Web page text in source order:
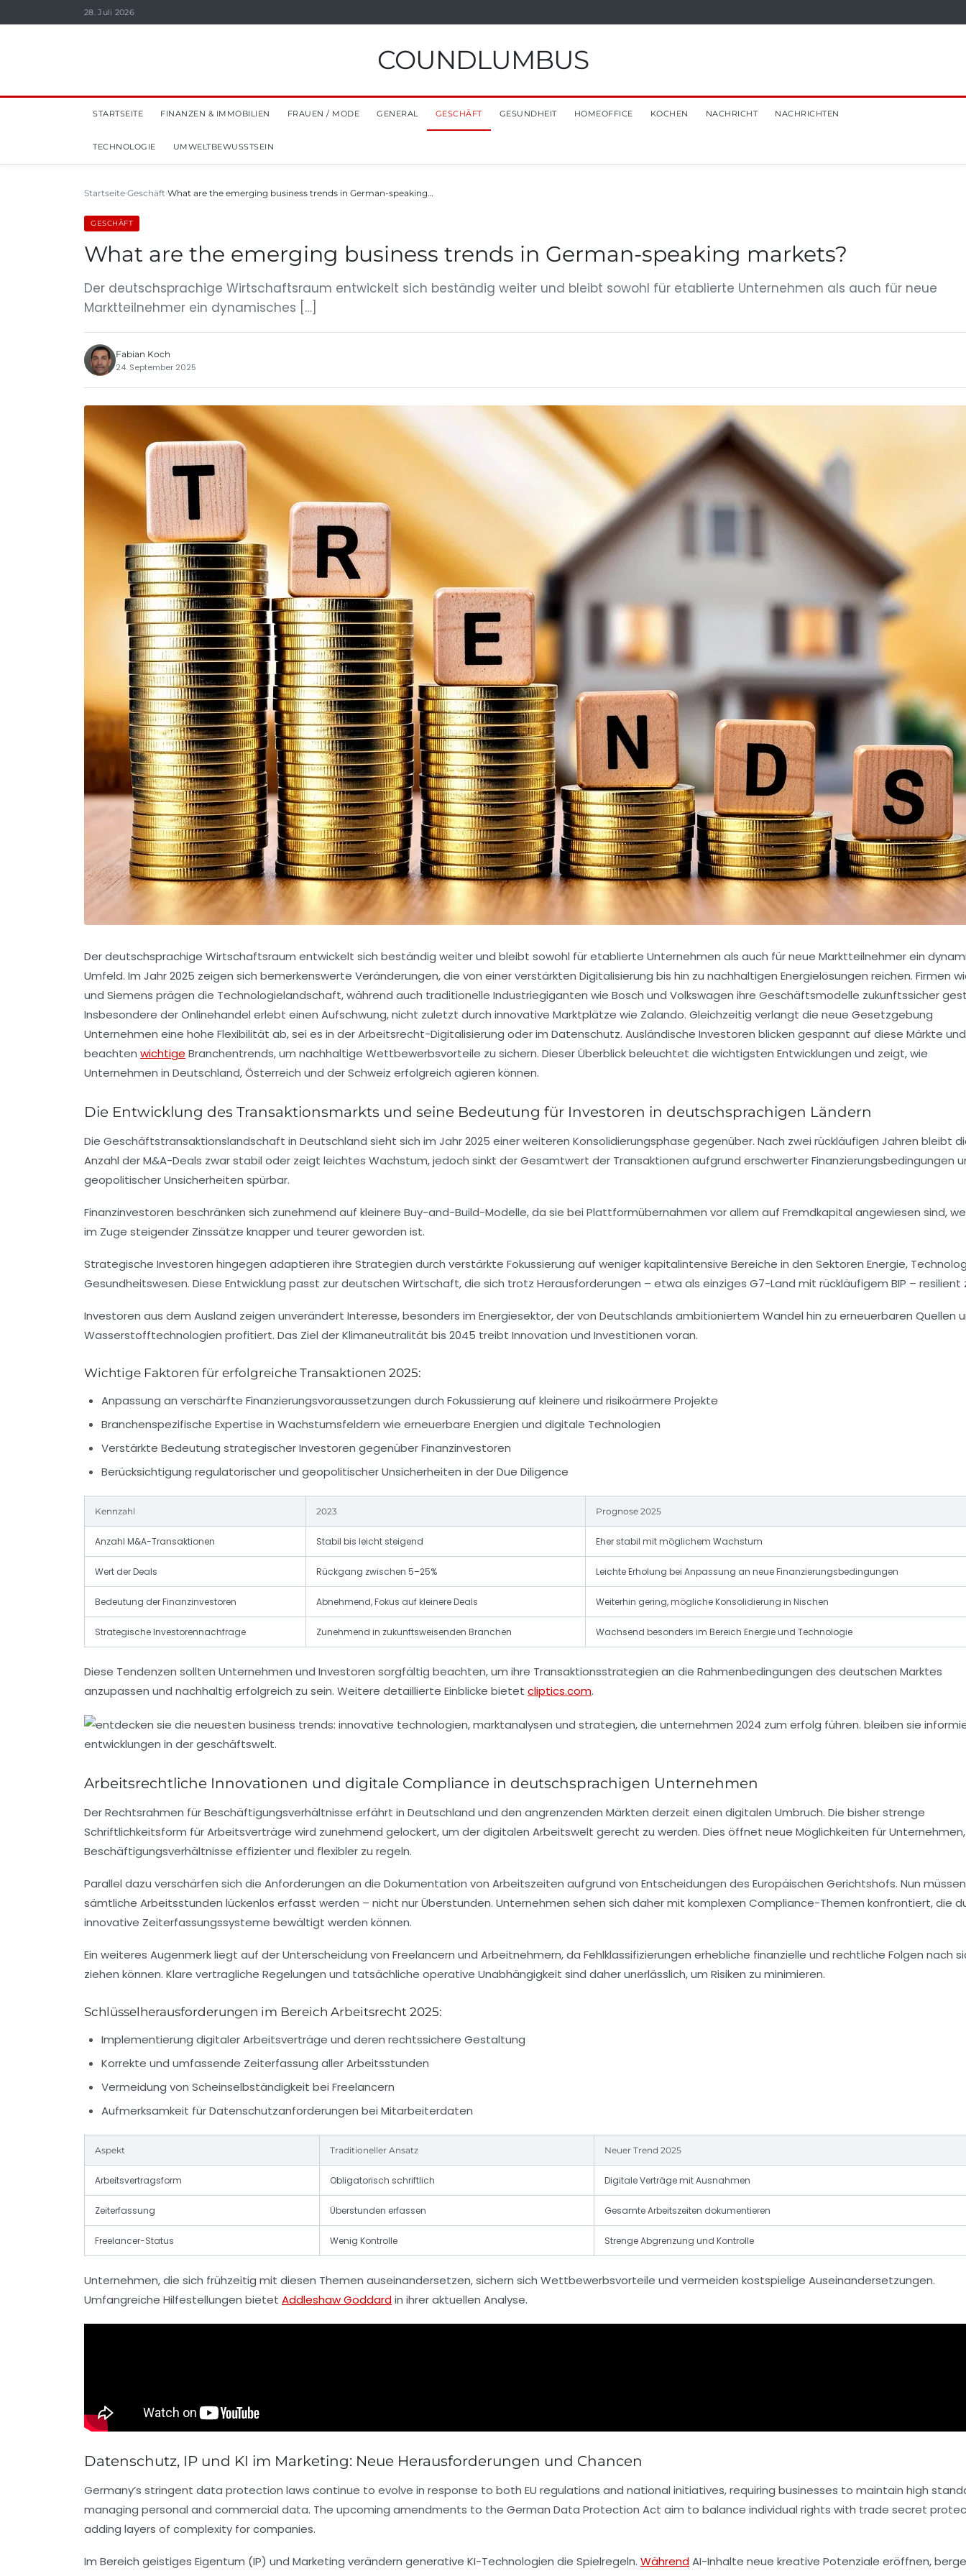
28. Juli 2026
COUNDLUMBUS
STARTSEITE FINANZEN & IMMOBILIEN FRAUEN / MODE GENERAL GESCHÄFT GESUNDHEIT HOMEOFFICE KOCHEN NACHRICHT NACHRICHTEN
TECHNOLOGIE UMWELTBEWUSSTSEIN
Startseite Geschäft What are the emerging business trends in German-speaking…
GESCHÄFT
What are the emerging business trends in German-speaking markets?
Der deutschsprachige Wirtschaftsraum entwickelt sich beständig weiter und bleibt sowohl für etablierte Unternehmen als auch für neue
Marktteilnehmer ein dynamisches […]
Fabian Koch
24. September 2025
Der deutschsprachige Wirtschaftsraum entwickelt sich beständig weiter und bleibt sowohl für etablierte Unternehmen als auch für neue Marktteilnehmer ein
Umfeld. Im Jahr 2025 zeigen sich bemerkenswerte Veränderungen, die von einer verstärkten Digitalisierung bis hin zu nachhaltigen Energielösungen reichen. Firmen
und Siemens prägen die Technologielandschaft, während auch traditionelle Industriegiganten wie Bosch und Volkswagen ihre Geschäftsmodelle zukunftssicher
Insbesondere der Onlinehandel erlebt einen Aufschwung, nicht zuletzt durch innovative Marktplätze wie Zalando. Gleichzeitig verlangt die neue Gesetzgebung
Unternehmen eine hohe Flexibilität ab, sei es in der Arbeitsrecht-Digitalisierung oder im Datenschutz. Ausländische Investoren blicken gespannt auf diese Märkte und
beachten wichtige Branchentrends, um nachhaltige Wettbewerbsvorteile zu sichern. Dieser Überblick beleuchtet die wichtigsten Entwicklungen und zeigt, wie
Unternehmen in Deutschland, Österreich und der Schweiz erfolgreich agieren können.
Die Entwicklung des Transaktionsmarkts und seine Bedeutung für Investoren in deutschsprachigen Ländern
Die Geschäftstransaktionslandschaft in Deutschland sieht sich im Jahr 2025 einer weiteren Konsolidierungsphase gegenüber. Nach zwei rückläufigen Jahren bleibt
Anzahl der M&A-Deals zwar stabil oder zeigt leichtes Wachstum, jedoch sinkt der Gesamtwert der Transaktionen aufgrund erschwerter Finanzierungsbedingungen
geopolitischer Unsicherheiten spürbar.
Finanzinvestoren beschränken sich zunehmend auf kleinere Buy-and-Build-Modelle, da sie bei Plattformübernahmen vor allem auf Fremdkapital angewiesen sind,
im Zuge steigender Zinssätze knapper und teurer geworden ist.
Strategische Investoren hingegen adaptieren ihre Strategien durch verstärkte Fokussierung auf weniger kapitalintensive Bereiche in den Sektoren Energie,
Gesundheitswesen. Diese Entwicklung passt zur deutschen Wirtschaft, die sich trotz Herausforderungen – etwa als einziges G7-Land mit rückläufigem BIP – resilient
Investoren aus dem Ausland zeigen unverändert Interesse, besonders im Energiesektor, der von Deutschlands ambitioniertem Wandel hin zu erneuerbaren Quellen
Wasserstofftechnologien profitiert. Das Ziel der Klimaneutralität bis 2045 treibt Innovation und Investitionen voran.
Wichtige Faktoren für erfolgreiche Transaktionen 2025:
Anpassung an verschärfte Finanzierungsvoraussetzungen durch Fokussierung auf kleinere und risikoärmere Projekte
Branchenspezifische Expertise in Wachstumsfeldern wie erneuerbare Energien und digitale Technologien
Verstärkte Bedeutung strategischer Investoren gegenüber Finanzinvestoren
Berücksichtigung regulatorischer und geopolitischer Unsicherheiten in der Due Diligence
Kennzahl 2023 Prognose 2025
Anzahl M&A-Transaktionen Stabil bis leicht steigend Eher stabil mit möglichem Wachstum
Wert der Deals Rückgang zwischen 5–25% Leichte Erholung bei Anpassung an neue Finanzierungsbedingungen
Bedeutung der Finanzinvestoren Abnehmend, Fokus auf kleinere Deals Weiterhin gering, mögliche Konsolidierung in Nischen
Strategische Investorennachfrage Zunehmend in zukunftsweisenden Branchen Wachsend besonders im Bereich Energie und Technologie
Diese Tendenzen sollten Unternehmen und Investoren sorgfältig beachten, um ihre Transaktionsstrategien an die Rahmenbedingungen des deutschen Marktes
anzupassen und nachhaltig erfolgreich zu sein. Weitere detaillierte Einblicke bietet cliptics.com.
Arbeitsrechtliche Innovationen und digitale Compliance in deutschsprachigen Unternehmen
Der Rechtsrahmen für Beschäftigungsverhältnisse erfährt in Deutschland und den angrenzenden Märkten derzeit einen digitalen Umbruch. Die bisher strenge
Schriftlichkeitsform für Arbeitsverträge wird zunehmend gelockert, um der digitalen Arbeitswelt gerecht zu werden. Dies öffnet neue Möglichkeiten für
Beschäftigungsverhältnisse effizienter und flexibler zu regeln.
Parallel dazu verschärfen sich die Anforderungen an die Dokumentation von Arbeitszeiten aufgrund von Entscheidungen des Europäischen Gerichtshofs. Nun müssen
sämtliche Arbeitsstunden lückenlos erfasst werden – nicht nur Überstunden. Unternehmen sehen sich daher mit komplexen Compliance-Themen konfrontiert, die
innovative Zeiterfassungssysteme bewältigt werden können.
Ein weiteres Augenmerk liegt auf der Unterscheidung von Freelancern und Arbeitnehmern, da Fehlklassifizierungen erhebliche finanzielle und rechtliche Folgen nach
ziehen können. Klare vertragliche Regelungen und tatsächliche operative Unabhängigkeit sind daher unerlässlich, um Risiken zu minimieren.
Schlüsselherausforderungen im Bereich Arbeitsrecht 2025:
Implementierung digitaler Arbeitsverträge und deren rechtssichere Gestaltung
Korrekte und umfassende Zeiterfassung aller Arbeitsstunden
Vermeidung von Scheinselbständigkeit bei Freelancern
Aufmerksamkeit für Datenschutzanforderungen bei Mitarbeiterdaten
Aspekt Traditioneller Ansatz Neuer Trend 2025
Arbeitsvertragsform Obligatorisch schriftlich Digitale Verträge mit Ausnahmen
Zeiterfassung Überstunden erfassen Gesamte Arbeitszeiten dokumentieren
Freelancer-Status Wenig Kontrolle Strenge Abgrenzung und Kontrolle
Unternehmen, die sich frühzeitig mit diesen Themen auseinandersetzen, sichern sich Wettbewerbsvorteile und vermeiden kostspielige Auseinandersetzungen.
Umfangreiche Hilfestellungen bietet Addleshaw Goddardin ihrer aktuellen Analyse.
Datenschutz, IP und KI im Marketing: Neue Herausforderungen und Chancen
Germany’s stringent data protection laws continue to evolve in response to both EU regulations and national initiatives, requiring businesses to maintain high
managing personal and commercial data. The upcoming amendments to the German Data Protection Act aim to balance individual rights with trade secret
adding layers of complexity for companies.
Im Bereich geistiges Eigentum (IP) und Marketing verändern generative KI-Technologien die Spielregeln. WährendAI-Inhalte neue kreative Potenziale eröffnen,